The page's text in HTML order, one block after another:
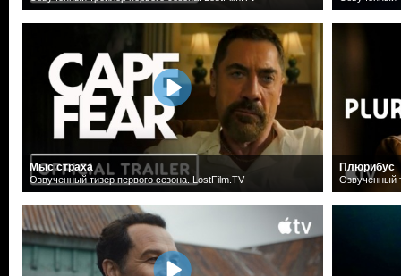
Мыс страха
Озвученный тизер первого сезона. LostFilm.TV
Плюрибус
Озвученный